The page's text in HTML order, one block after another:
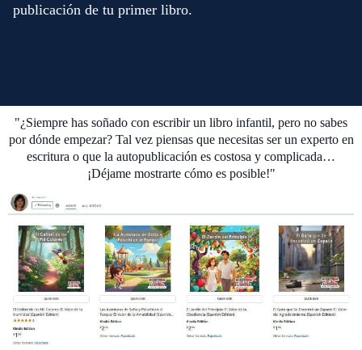
publicación de tu primer libro.
"¿Siempre has soñado con escribir un libro infantil, pero no sabes
por dónde empezar? Tal vez piensas que necesitas ser un experto en
escritura o que la autopublicación es costosa y complicada…
¡Déjame mostrarte cómo es posible!"